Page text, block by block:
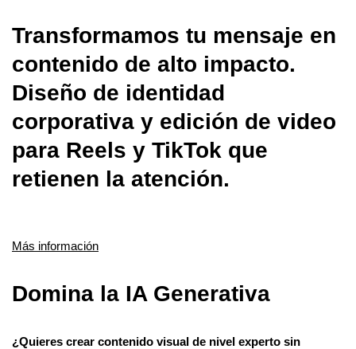
Transformamos tu mensaje en
contenido de alto impacto.
Diseño de identidad
corporativa y edición de video
para Reels y TikTok que
retienen la atención.
Más información
Domina la IA Generativa
¿Quieres crear contenido visual de nivel experto sin